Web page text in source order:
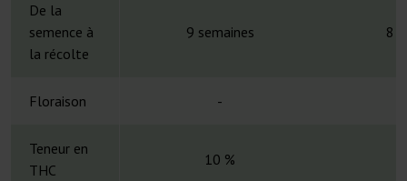
De la
semence à
la récolte
9 semaines 8
Floraison -
Teneur en
THC
10 %